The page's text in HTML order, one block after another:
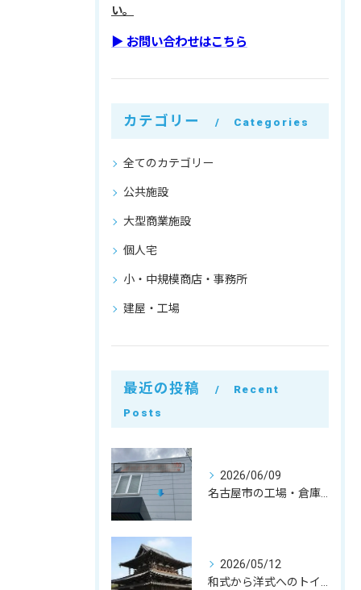
い。
▶︎ お問い合わせはこちら
カテゴリー Categories
全てのカテゴリー
公共施設
大型商業施設
個人宅
小・中規模商店・事務所
建屋・工場
最近の投稿
Recent
Posts
2026/06/09
名古屋市の工場・倉庫・建屋解体｜実質3日のスピードスケルトン工事と原状回復の費用を抑えるコツ
2026/05/12
和式から洋式へのトイレ改修。奈良県法隆寺iセンターでのコア抜き・内装解体事例｜お得意様への特別対応